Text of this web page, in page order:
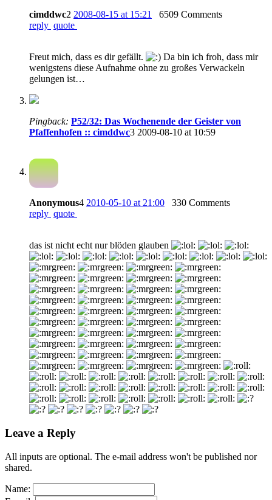
cimddwc2 2008-08-15 at 15:21
6509 Comments
reply quote
Freut mich, dass es dir gefällt.
Da bin ich froh, dass mir
wenigstens diese Aufnahme ohne zu großes Verwackeln
gelungen ist…
Pingback: P52/32: Das Wochenende der Geister von
Pfaffenhofen :: cimddwc3 2009-08-10 at 10:59
Anonymous4 2010-05-10 at 21:00
330 Comments
reply quote
das ist nicht echt nur blöden glauben
Leave a Reply
All inputs are optional. The e-mail address won't be published nor
shared.
Name: